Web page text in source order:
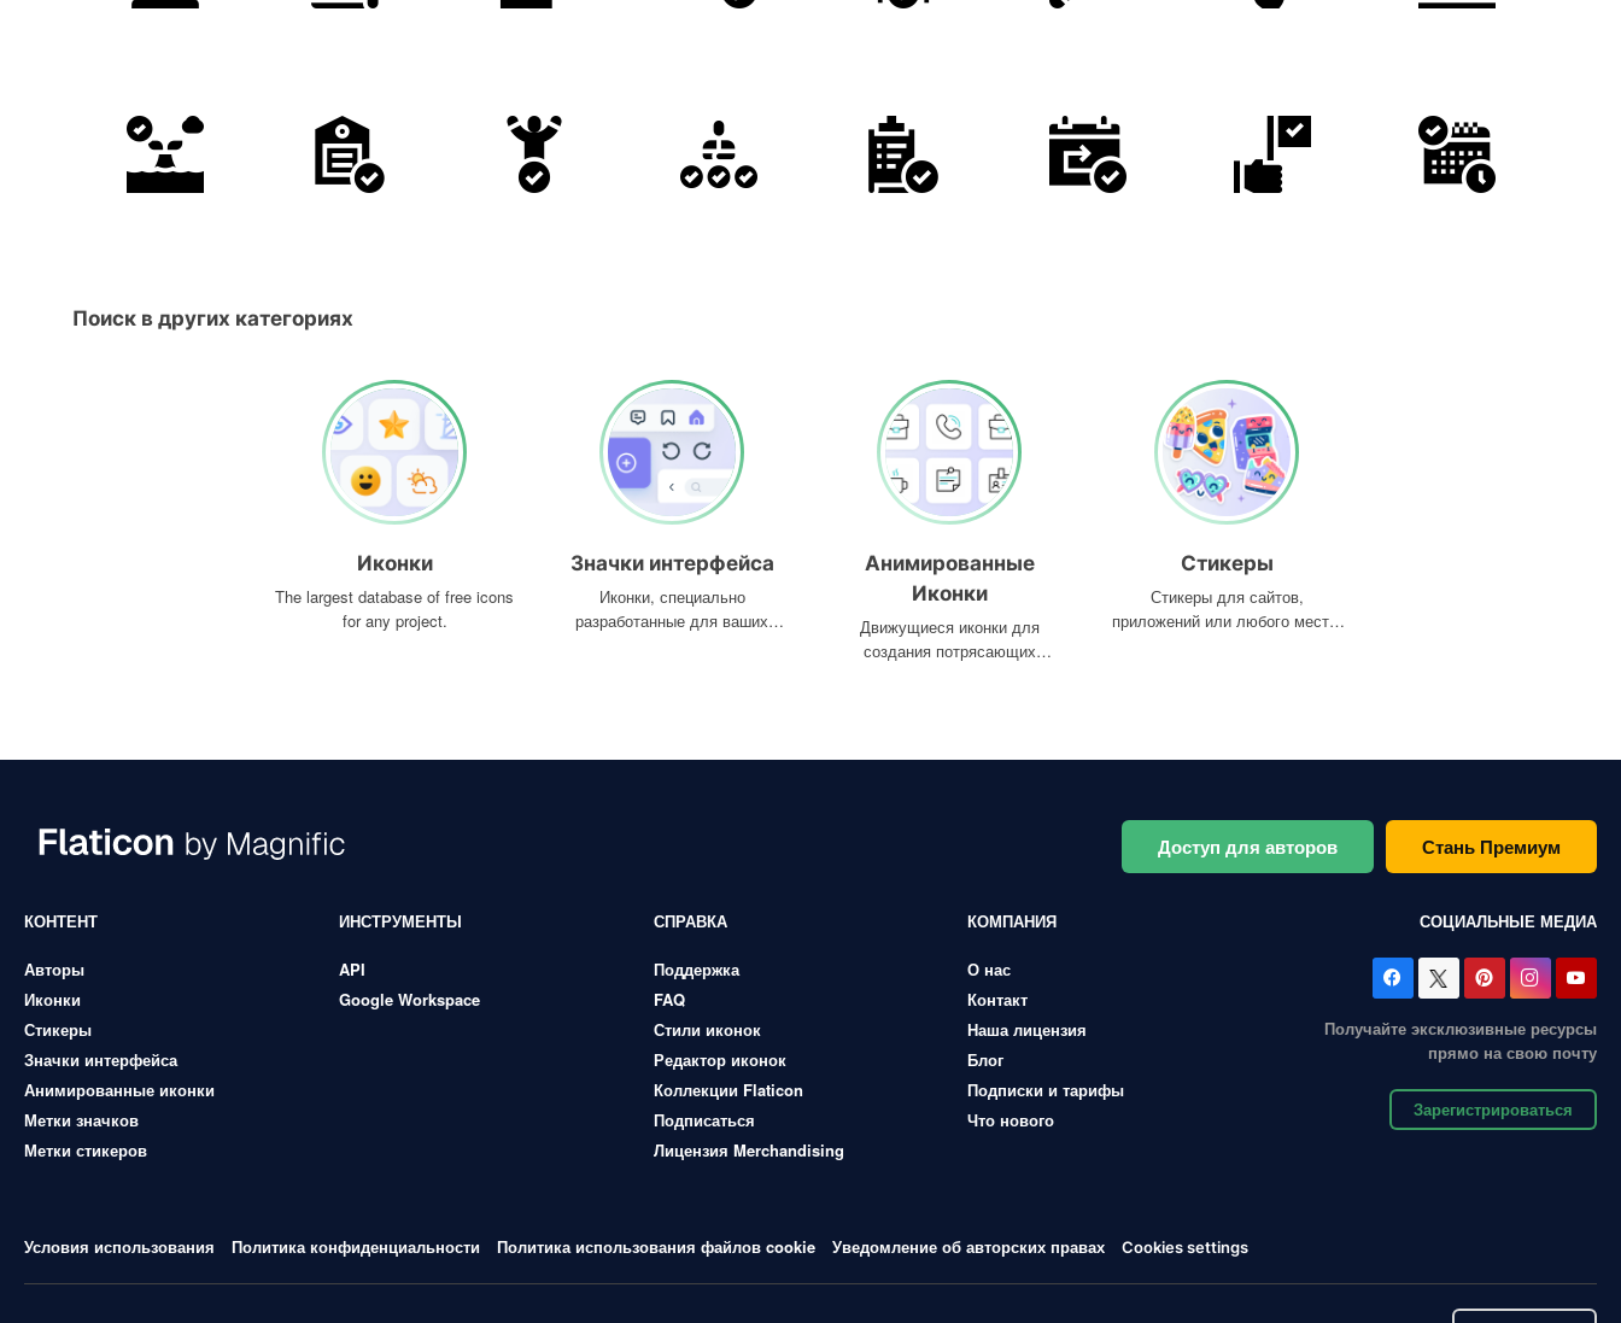
Поиск в других категориях
Иконки
The largest database of free icons
for any project.
Значки интерфейса
Иконки, специально
разработанные для ваших
Анимированные
Иконки
Движущиеся иконки для
создания потрясающих
Стикеры
Стикеры для сайтов,
приложений или любого места,
Доступ для авторов Стань Премиум
КОНТЕНТ
Авторы
Иконки
Стикеры
Значки интерфейса
Анимированные иконки
Метки значков
Метки стикеров
ИНСТРУМЕНТЫ
API
Google Workspace
СПРАВКА
Поддержка
FAQ
Стили иконок
Редактор иконок
Коллекции Flaticon
Подписаться
Лицензия Merchandising
КОМПАНИЯ
О нас
Контакт
Наша лицензия
Блог
Подписки и тарифы
Что нового
СОЦИАЛЬНЫЕ МЕДИА
Получайте эксклюзивные ресурсы
прямо на свою почту
Зарегистрироваться
Условия использования Политика конфиденциальности Политика использования файлов cookie Уведомление об авторских правах Cookies settings